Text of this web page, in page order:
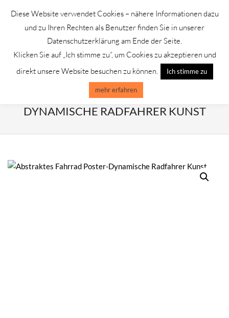
content GALERIE CHROMIK
Primary
Navigation
ABSTRAKTES FAHRRAD POSTER-
DYNAMISCHE RADFAHRER KUNST
Diese Website verwendet Cookies – nähere Informationen dazu
und zu Ihren Rechten als Benutzer finden Sie in unserer
Datenschutzerklärung am Ende der Seite.
Klicken Sie auf „Ich stimme zu“, um Cookies zu akzeptieren und
direkt unsere Website besuchen zu können.
Ich stimme zu
mehr erfahren